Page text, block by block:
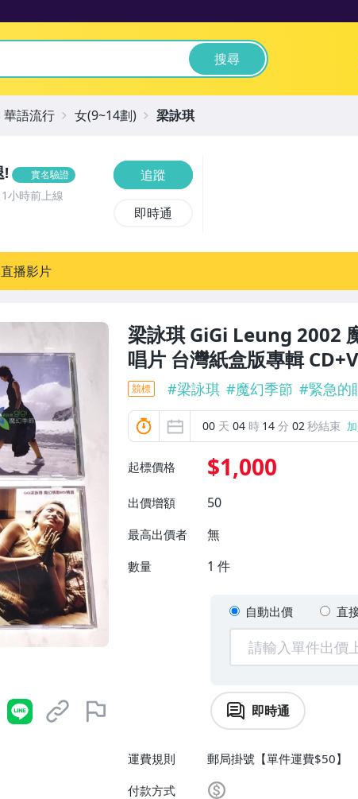
搜尋
梁詠琪 GiGi Leung 2002
唱片 台灣紙盒版專輯
競標 #梁詠琪 #魔幻季節 #緊急的
00 天 04 時 14 分 00秒結束
起標價格 $1,000
出價增額 50
最高出價者 無
數量 1 件
自動出價 直
即時通
運費規則
郵局掛號【單件運費$50】
付款方式
! 實名驗證
1小時前上線
追蹤
即時通
直播影片
華語流行 女(9~14劃) 梁詠琪